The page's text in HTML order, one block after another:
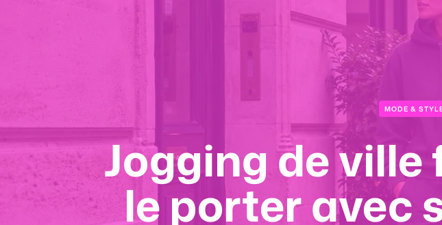
Prouver
extraconjugale
MODE &
Jogging de
le porter avec
Gleese : la
les